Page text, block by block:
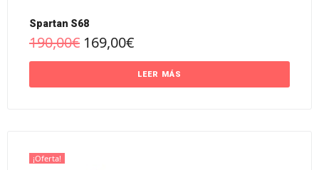
Spartan S68
190,00€ 169,00€
LEER MÁS
¡Oferta!